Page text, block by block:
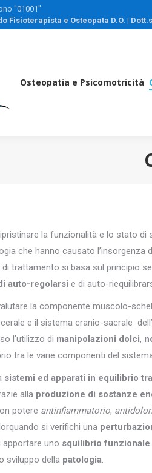
"01001"
Fisioterapista e Osteopata D.O. |
Osteopatia e Psicomotricità
la funzionalità e lo stato di
che hanno causato l’insorgenza
trattamento si basa sul principio
auto-regolarsi e di auto-
la componente muscolo-
e il sistema cranio-sacrale
l’utilizzo di manipolazioni dolci,
tra le varie componenti del
sistemi ed apparati in equilibrio
alla produzione di sostanze
potere antinfiammatorio,
si verifichi una
apportare uno squilibrio funzionale
sviluppo della patologia.
Osteopatia e